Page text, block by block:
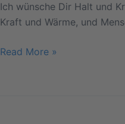
Ich wünsche Dir Halt und
Kraft und Wärme, und
Read More »